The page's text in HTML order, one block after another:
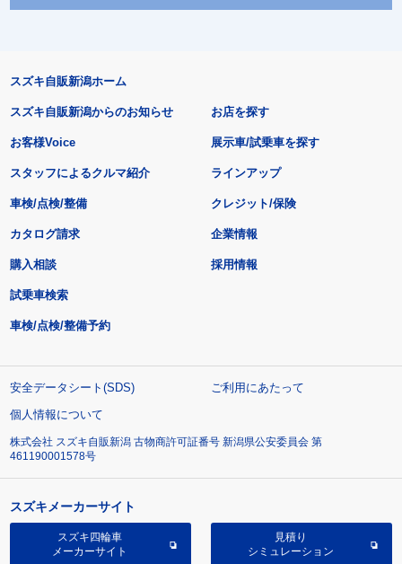
スズキ自販新潟ホーム
スズキ自販新潟からのお知らせ
お客様Voice
スタッフによるクルマ紹介
お店を探す
展示車/試乗車を探す
ラインアップ
車検/点検/整備 クレジット/保険
カタログ請求
購入相談
試乗車検索
車検/点検/整備予約
企業情報
採用情報
安全データシート(SDS)
ご利用にあたって
個人情報について
株式会社 スズキ自販新潟 古物商許可証番号 新潟県公安委員会 第
461190001578号
スズキメーカーサイト
スズキ四輪車
メーカーサイト
見積り
シミュレーション